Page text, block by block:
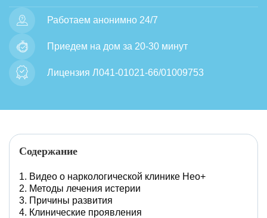
Работаем анонимно 24/7
Приедем на дом за 20-30 минут
Лицензия Л041-01021-66/01009753
Содержание
Видео о наркологической клинике Нео+
Методы лечения истерии
Причины развития
Клинические проявления